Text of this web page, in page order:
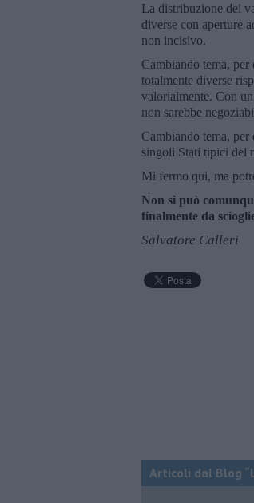
La distribuzione dei
diverse con aperture
non incisivo.
Cambiando tema,
totalmente diverse
valorialmente. Con
non sarebbe
Cambiando tema,
singoli Stati tipici del
Mi fermo qui, ma
Non si può
finalmente da
Salvatore Calleri
Articoli dal Blog